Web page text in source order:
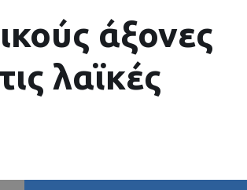
άξονες
λαϊκές